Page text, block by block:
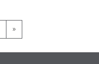
»